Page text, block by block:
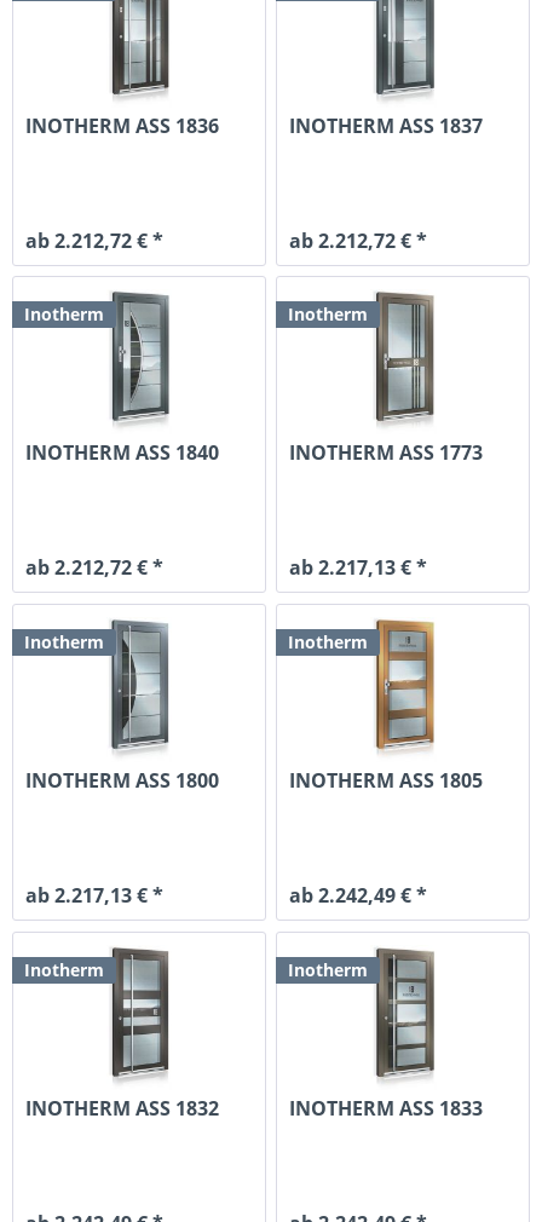
INOTHERM ASS 1836
ab 2.212,72 € *
INOTHERM ASS 1837
ab 2.212,72 € *
Inotherm
INOTHERM ASS 1840
ab 2.212,72 € *
Inotherm
INOTHERM ASS 1773
ab 2.217,13 € *
Inotherm
INOTHERM ASS 1800
ab 2.217,13 € *
Inotherm
INOTHERM ASS 1805
ab 2.242,49 € *
Inotherm
INOTHERM ASS 1832
Inotherm
INOTHERM ASS 1833